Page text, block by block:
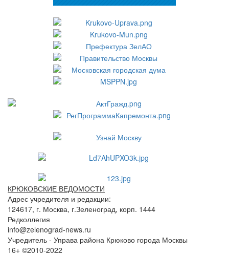
КРЮКОВСКИЕ ВЕДОМОСТИ
Адрес учредителя и редакции:
124617, г. Москва, г.Зеленоград, корп. 1444
Редколлегия
info@zelenograd-news.ru
Учредитель - Управа района Крюково города Москвы
16+ ©2010-2022